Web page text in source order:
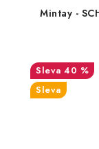
Mintay -
40 %
Sleva